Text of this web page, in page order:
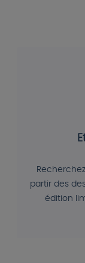
partir des
édition